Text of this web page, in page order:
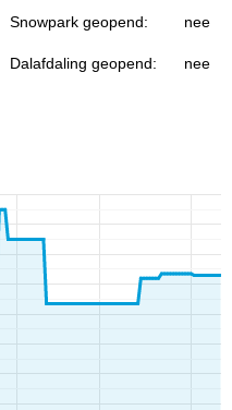
Snowpark geopend: nee
Dalafdaling geopend: nee